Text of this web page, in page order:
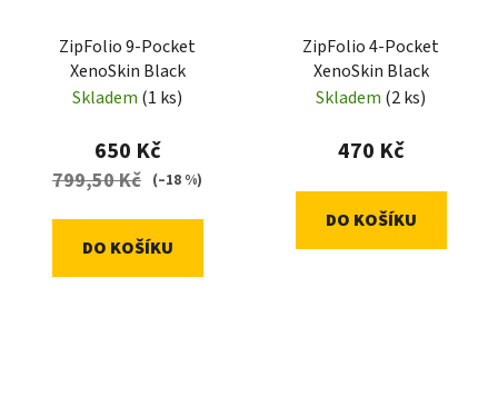
ZipFolio 9-Pocket
XenoSkin Black
Skladem (1 ks)
650 Kč
799,50 Kč (–18 %)
DO KOŠÍKU
ZipFolio 4-Pocket
XenoSkin Black
Skladem (2 ks)
470 Kč
DO KOŠÍKU